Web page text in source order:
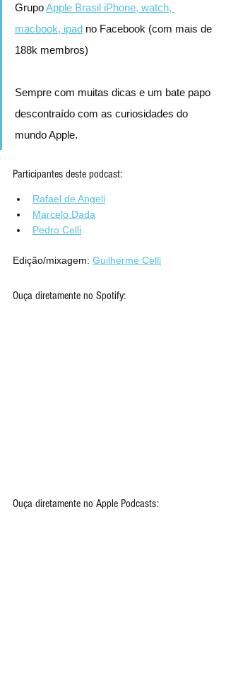
Grupo Apple Brasil iPhone, watch,
macbook, ipad no Facebook (com mais de
188k membros)
Sempre com muitas dicas e um bate papo
descontraído com as curiosidades do
mundo Apple.
Participantes deste podcast:
Rafael de Angeli
Marcelo Dada
Pedro Celli
Edição/mixagem: Guilherme Celli
Ouça diretamente no Spotify:
Ouça diretamente no Apple Podcasts: